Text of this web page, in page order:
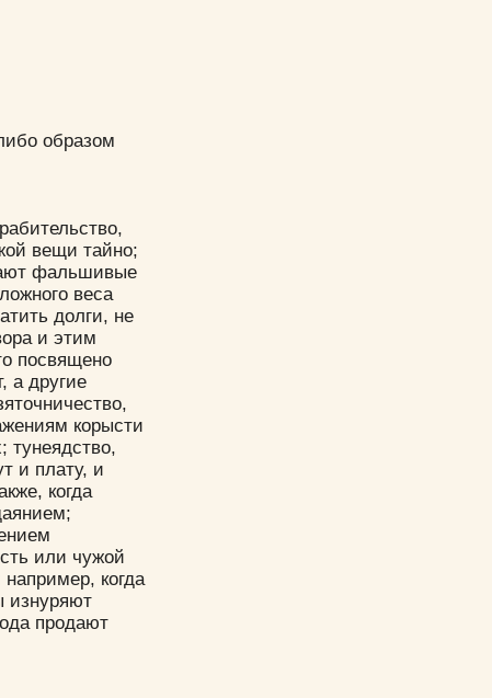
образом
вещи тайно;
фальшивые
веса
долги, не
и этим
посвящено
а другие
корысти
тунеядство,
и плату, и
когда
или чужой
когда
изнуряют
продают